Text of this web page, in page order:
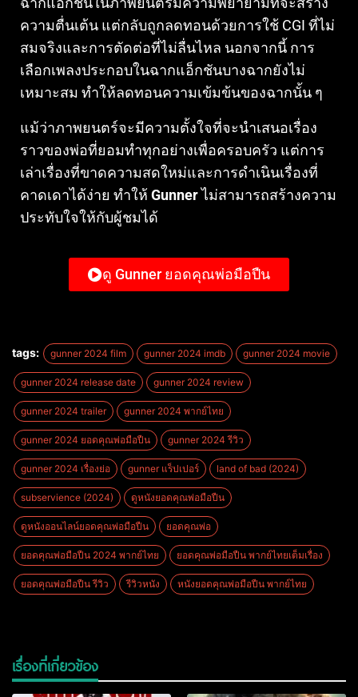
ความตื่นเต้น แต่กลับถูกลดทอนด้วยการใช้ CGI ที่ไม่
สมจริงและการตัดต่อที่ไม่ลื่นไหล นอกจากนี้ การ
เลือกเพลงประกอบในฉากแอ็กชันบางฉากยังไม่
เหมาะสม ทำให้ลดทอนความเข้มข้นของฉากนั้น ๆ
แม้ว่าภาพยนตร์จะมีความตั้งใจที่จะนำเสนอเรื่อง
ราวของพ่อที่ยอมทำทุกอย่างเพื่อครอบครัว แต่การ
เล่าเรื่องที่ขาดความสดใหม่และการดำเนินเรื่องที่
คาดเดาได้ง่าย ทำให้Gunnerไม่สามารถสร้างความ
ประทับใจให้กับผู้ชมได้
ดู Gunner ยอดคุณพ่อมือปืน
tags: gunner 2024 film gunner 2024 imdb gunner 2024 movie
gunner 2024 release date gunner 2024 review
gunner 2024 trailer gunner 2024 พากย์ไทย
gunner 2024 ยอดคุณพ่อมือปืน gunner 2024 รีวิว
gunner 2024 เรื่องย่อ gunner แร็ปเปอร์ land of bad (2024)
subservience (2024) ดูหนังยอดคุณพ่อมือปืน
ดูหนังออนไลน์ยอดคุณพ่อมือปืน ยอดคุณพ่อ
ยอดคุณพ่อมือปืน 2024 พากย์ไทย ยอดคุณพ่อมือปืน พากย์ไทยเต็มเรื่อง
ยอดคุณพ่อมือปืน รีวิว รีวิวหนัง หนังยอดคุณพ่อมือปืน พากย์ไทย
เรื่องที่เกี่ยวข้อง